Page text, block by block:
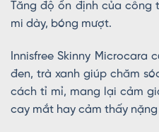
Tăng độ ổn định của công
mi dày, bóng mượt.
Innisfree Skinny
đen, trà xanh giúp chăm
cách tỉ mỉ, mang lại cảm
cay mắt hay cảm thấy nặng